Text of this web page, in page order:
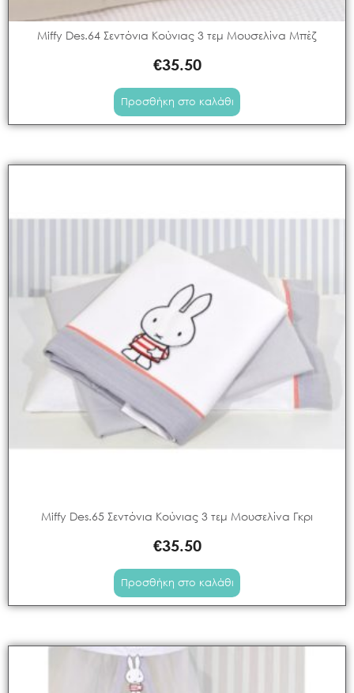
Miffy Des.64 Σεντόνια Κούνιας 3 τεμ Μουσελίνα Μπέζ
€35.50
Προσθήκη στο καλάθι
Miffy Des.65 Σεντόνια Κούνιας 3 τεμ Μουσελίνα Γκρι
€35.50
Προσθήκη στο καλάθι